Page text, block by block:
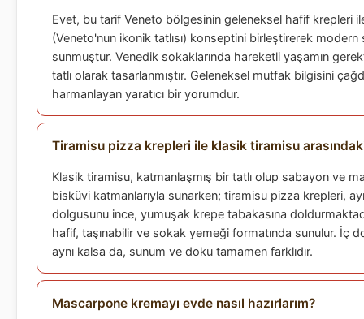
Evet, bu tarif Veneto bölgesinin geleneksel hafif krepleri
(Veneto'nun ikonik tatlısı) konseptini birleştirerek
sunmuştur. Venedik sokaklarında hareketli yaşamın
tatlı olarak tasarlanmıştır. Geleneksel mutfak bilgisini
harmanlayan yaratıcı bir yorumdur.
Tiramisu pizza krepleri ile klasik tiramisu
Klasik tiramisu, katmanlaşmış bir tatlı olup sabayon ve
bisküvi katmanlarıyla sunarken; tiramisu pizza krepleri,
dolgusunu ince, yumuşak krepe tabakasına
hafif, taşınabilir ve sokak yemeği formatında sunulur. İç
aynı kalsa da, sunum ve doku tamamen farklıdır.
Mascarpone kremayı evde nasıl hazırlarım?